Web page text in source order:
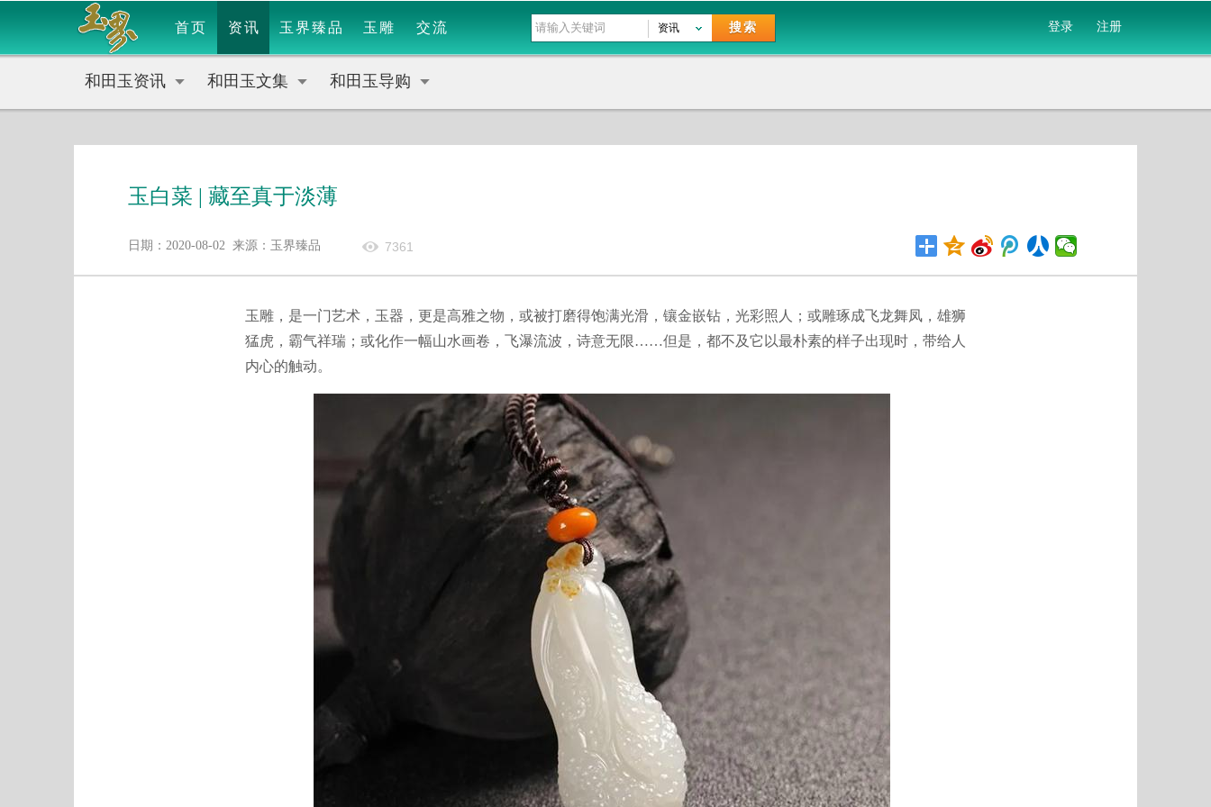
首页 资讯 玉界臻品 玉雕 交流 搜索
资讯 登录 注册
和田玉资讯 和田玉文集 和田玉导购
玉白菜 | 藏至真于淡薄
日期：2020-08-02 来源：玉界臻品 7361
玉雕，是一门艺术，玉器，更是高雅之物，或被打磨得饱满光滑，镶金嵌钻，光彩照人；或雕琢成飞龙舞凤，雄狮
猛虎，霸气祥瑞；或化作一幅山水画卷，飞瀑流波，诗意无限……但是，都不及它以最朴素的样子出现时，带给人
内心的触动。